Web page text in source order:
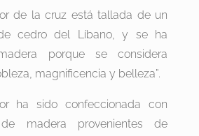
de la cruz está tallada de un
cedro del Líbano, y se ha
porque se considera
magnificencia y belleza”.
ha sido confeccionada con
madera provenientes de